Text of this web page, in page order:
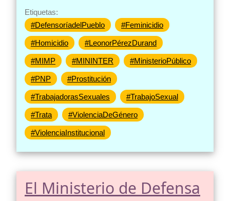
Etiquetas:
#DefensoríadelPueblo
#Feminicidio
#Homicidio #LeonorPérezDurand
#MIMP #MININTER #MinisterioPúblico
#PNP #Prostitución
#TrabajadorasSexuales #TrabajoSexual
#Trata #ViolenciaDeGénero
#ViolenciaInstitucional
El Ministerio de Defensa